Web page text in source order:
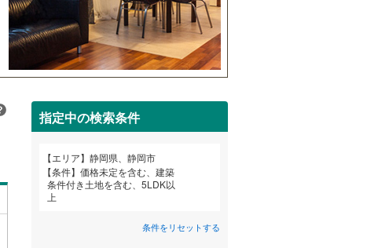
指定中の検索条件
エリア
静岡県、静岡市
条件
価格未定を含む、建築
条件付き土地を含む、5LDK以
上
条件をリセットする
和歌山
鹿児島 沖縄
)
御殿場市(0)
裾野市(0)
御前崎市(0)
牧之原市(0)
賀茂郡南伊豆町 (0)
田方郡函南町(0)
1）
住宅性能評価付き